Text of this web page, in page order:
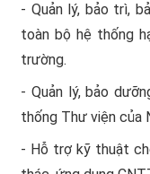
- Quản lý, bảo trì,
toàn bộ hệ thống
trường.
- Quản lý, bảo
thống Thư viện của
- Hỗ trợ kỹ thuật